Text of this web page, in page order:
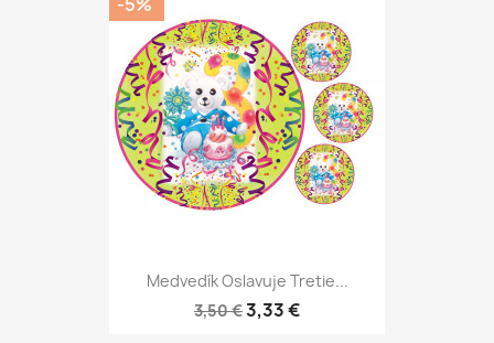
Medvedík Oslavuje Tretie...
3,50 €3,33 €